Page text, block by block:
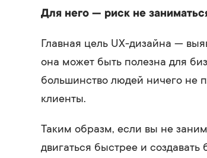
Для него — риск не
Главная цель UX-дизайна —
она может быть полезна для
большинство людей ничего не
клиенты.
Таким образм, если вы не
двигаться быстрее и